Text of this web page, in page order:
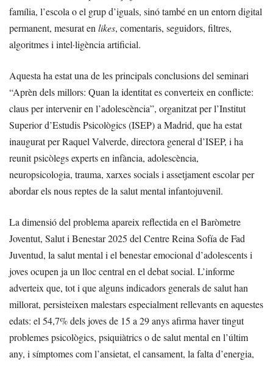
família, l’escola o el grup d’iguals, sinó també en un entorn digital
permanent, mesurat en likes, comentaris, seguidors, filtres,
algoritmes i intel·ligència artificial.
Aquesta ha estat una de les principals conclusions del seminari
“Aprèn dels millors: Quan la identitat es converteix en conflicte:
claus per intervenir en l’adolescència”, organitzat per l’Institut
Superior d’Estudis Psicològics (ISEP) a Madrid, que ha estat
inaugurat per Raquel Valverde, directora general d’ISEP, i ha
reunit psicòlegs experts en infància, adolescència,
neuropsicologia, trauma, xarxes socials i assetjament escolar per
abordar els nous reptes de la salut mental infantojuvenil.
La dimensió del problema apareix reflectida en el Baròmetre
Joventut, Salut i Benestar 2025 del Centre Reina Sofía de Fad
Juventud, la salut mental i el benestar emocional d’adolescents i
joves ocupen ja un lloc central en el debat social. L’informe
adverteix que, tot i que alguns indicadors generals de salut han
millorat, persisteixen malestars especialment rellevants en aquestes
edats: el 54,7% dels joves de 15 a 29 anys afirma haver tingut
problemes psicològics, psiquiàtrics o de salut mental en l’últim
any, i símptomes com l’ansietat, el cansament, la falta d’energia,